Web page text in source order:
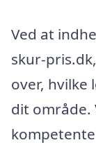
Ved at
skur-
over,
dit område.